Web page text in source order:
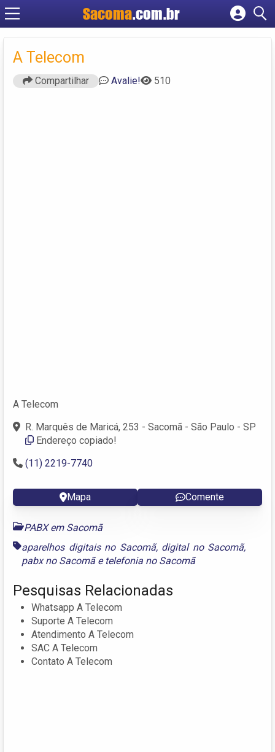
Sacoma.com.br
Cadastrar empresa
A Telecom
Compartilhar Avalie! 510
A Telecom
R. Marquês de Maricá, 253 - Sacomã - São Paulo - SP
Endereço copiado!
(11) 2219-7740
Mapa Comente
PABX em Sacomã
aparelhos digitais no Sacomã, digital no Sacomã,
pabx no Sacomãe telefonia no Sacomã
Pesquisas Relacionadas
Whatsapp A Telecom
Suporte A Telecom
Atendimento A Telecom
SAC A Telecom
Contato A Telecom